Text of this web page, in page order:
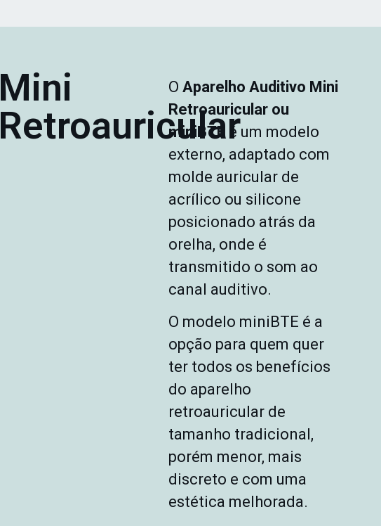
Mini
Retroauricular
OAparelho Auditivo Mini
Retroauricular ou
miniBTEé um modelo
externo, adaptado com
molde auricular de
acrílico ou silicone
posicionado atrás da
orelha, onde é
transmitido o som ao
canal auditivo.
O modelo miniBTE é a
opção para quem quer
ter todos os benefícios
do aparelho
retroauricular de
tamanho tradicional,
porém menor, mais
discreto e com uma
estética melhorada.